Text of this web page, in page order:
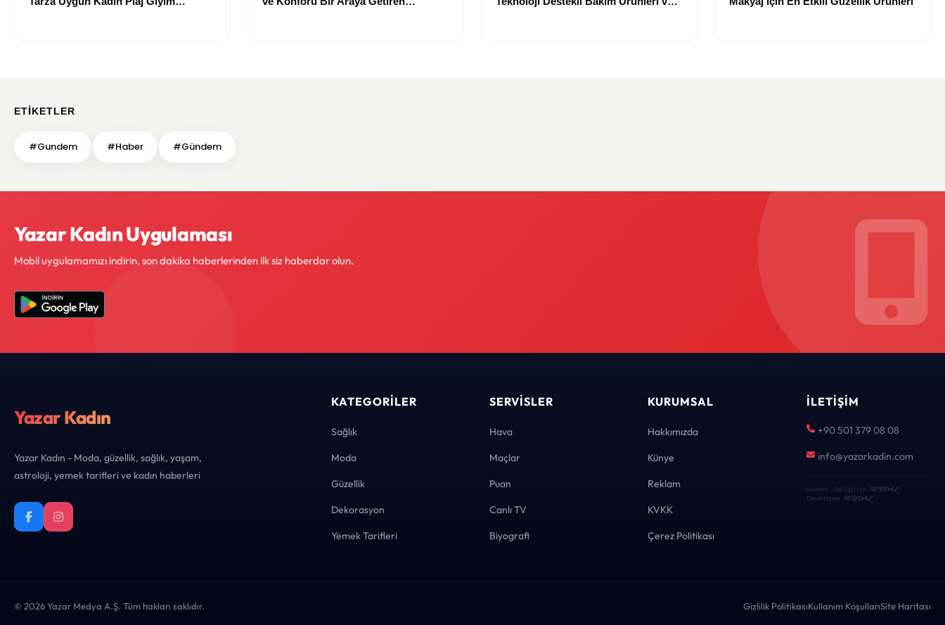
ETIKETLER
#Gundem #Haber #Gündem
Yazar Kadın Uygulaması
Mobil uygulamamızı indirin, son dakika haberlerinden ilk siz haberdar olun.
Yazar Kadın
Yazar Kadın - Moda, güzellik, sağlık, yaşam,
astroloji, yemek tarifleri ve kadın haberleri
KATEGORILER
Sağlık
Moda
Güzellik
Dekorasyon
Yemek Tarifleri
SERVISLER
Hava
Maçlar
Puan
Canlı TV
Biyografi
KURUMSAL
Hakkımızda
Künye
Reklam
KVKK
Çerez Politikası
İLETIŞIM
+90 501 379 08 08
info@yazarkadin.com
eNews · Geliştirici KEYDAL·
Developer KEYDAL
© 2026 Yazar Medya A.Ş. Tüm hakları saklıdır. Gizlilik PolitikasıKullanım KoşullarıSite Haritası